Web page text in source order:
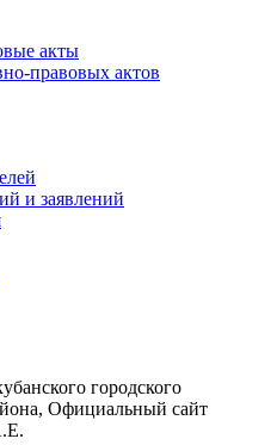
акты
правовых актов
и заявлений
городского
Официальный сайт